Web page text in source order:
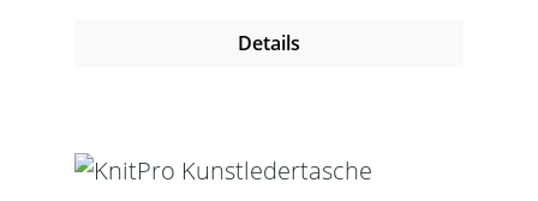
Details